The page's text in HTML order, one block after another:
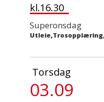
kl.16.30
Superonsdag
Torsdag
03.09